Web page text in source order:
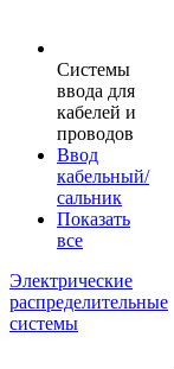
Системы
ввода для
кабелей и
проводов
Ввод
кабельный/
сальник
Показать
все
Электрические
распределительные
системы